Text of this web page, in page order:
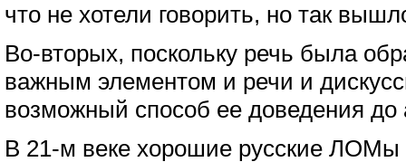
что не хотели говорить, но так
Во-вторых, поскольку речь была
важным элементом и речи и
возможный способ ее доведения до
В 21-м веке хорошие русские ЛОМы